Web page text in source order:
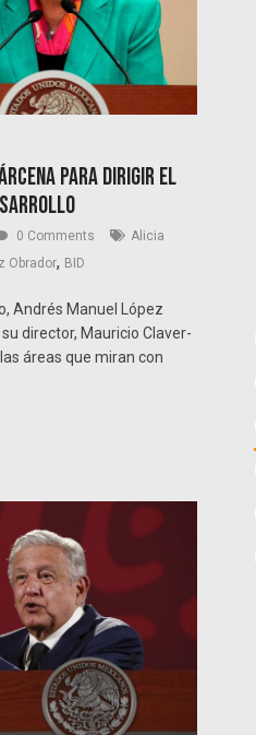
para dirigir el
0 Comments
Alicia
Obrador, BID
Andrés Manuel López
director, Mauricio Claver-
áreas que miran con